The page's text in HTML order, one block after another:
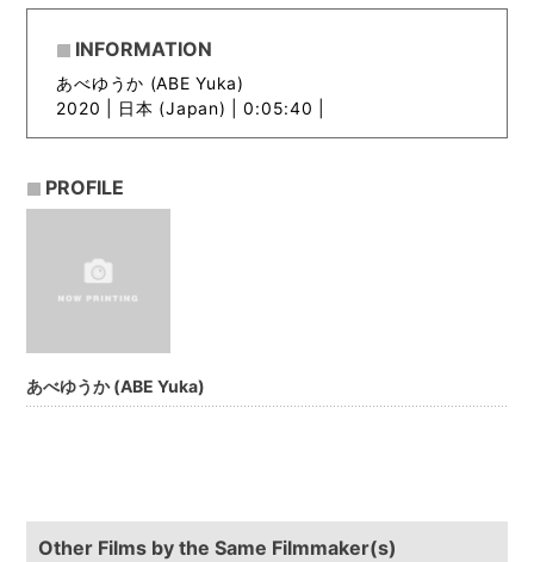
INFORMATION
あべゆうか (ABE Yuka)
2020 | 日本 (Japan) | 0:05:40 |
PROFILE
あべゆうか (ABE Yuka)
Other Films by the Same Filmmaker(s)